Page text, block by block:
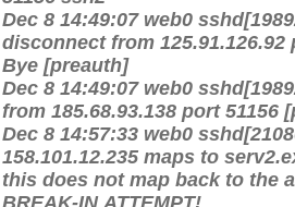
Dec 8 14:49:07 web0
disconnect from 125.91.126.92
Bye [preauth]
Dec 8 14:49:07 web0
from 185.68.93.138 port 51156
Dec 8 14:57:33 web0
158.101.12.235 maps to
this does not map back to the
BREAK-IN ATTEMPT!